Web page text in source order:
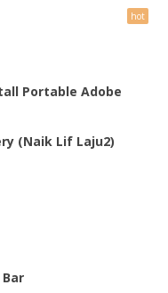
Portable Adobe
(Naik Lif Laju2)